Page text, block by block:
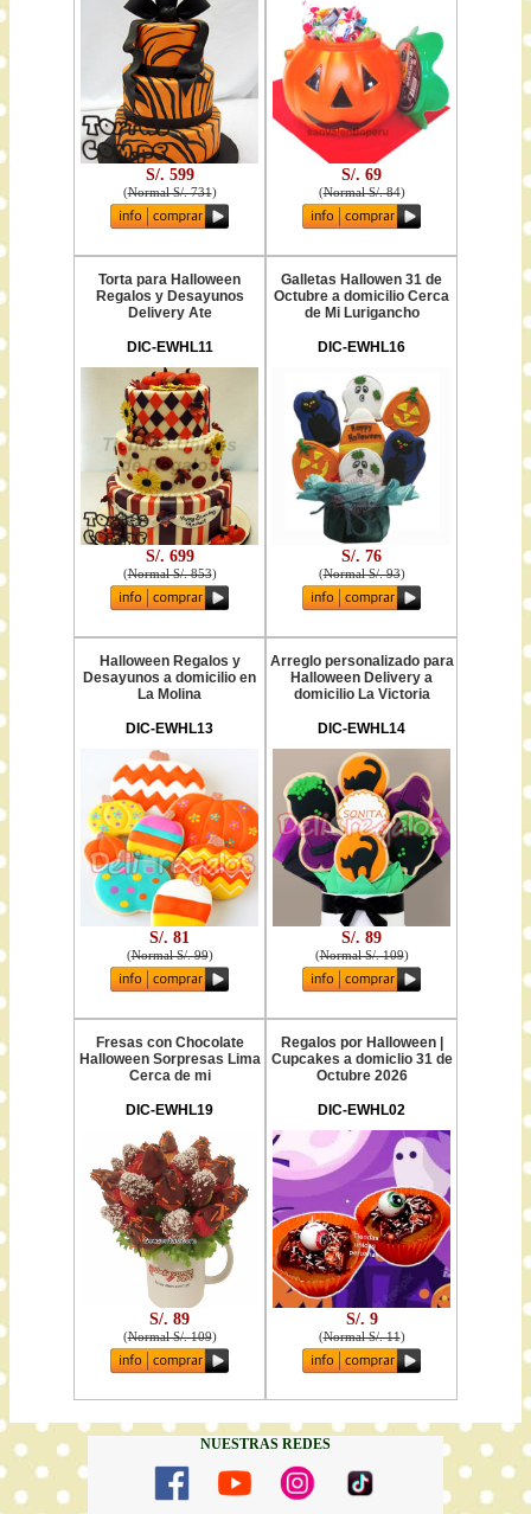
S/. 599
(Normal S/. 731)
S/. 69
(Normal S/. 84)
Torta para Halloween
Regalos y Desayunos
Delivery Ate
DIC-EWHL11
S/. 699
(Normal S/. 853)
Galletas Hallowen 31 de
Octubre a domicilio Cerca
de Mi Lurigancho
DIC-EWHL16
S/. 76
(Normal S/. 93)
Halloween Regalos y
Desayunos a domicilio en
La Molina
DIC-EWHL13
S/. 81
(Normal S/. 99)
Arreglo personalizado para
Halloween Delivery a
domicilio La Victoria
DIC-EWHL14
S/. 89
(Normal S/. 109)
Fresas con Chocolate
Halloween Sorpresas Lima
Cerca de mi
DIC-EWHL19
S/. 89
(Normal S/. 109)
Regalos por Halloween |
Cupcakes a domiclio 31 de
Octubre 2026
DIC-EWHL02
S/. 9
(Normal S/. 11)
NUESTRAS REDES